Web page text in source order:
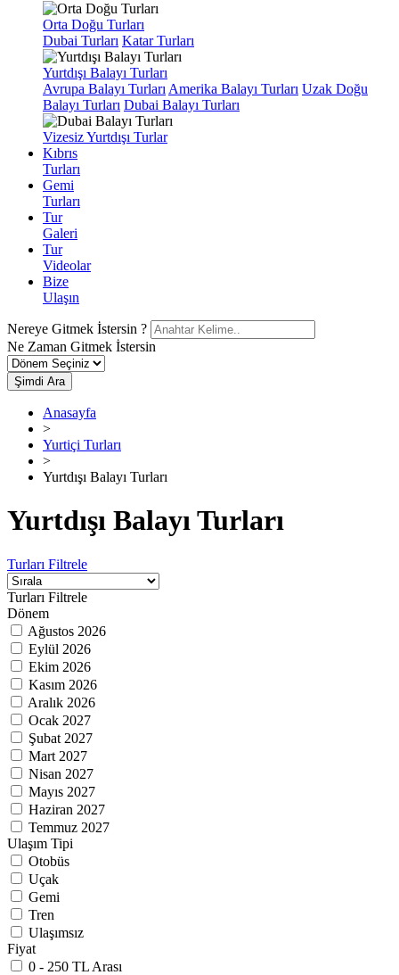
Orta Doğu Turları
Dubai Turları Katar Turları
Yurtdışı Balayı Turları
Avrupa Balayı Turları Amerika Balayı Turları Uzak Doğu
Balayı Turları Dubai Balayı Turları
Vizesiz Yurtdışı Turlar
Kıbrıs
Turları
Gemi
Turları
Tur
Galeri
Tur
Videolar
Bize
Ulaşın
Nereye Gitmek İstersin ?
Ne Zaman Gitmek İstersin
Şimdi Ara
Anasayfa
>
Yurtiçi Turları
>
Yurtdışı Balayı Turları
Yurtdışı Balayı Turları
Turları Filtrele
Turları Filtrele
Dönem
Ağustos 2026
Eylül 2026
Ekim 2026
Kasım 2026
Aralık 2026
Ocak 2027
Şubat 2027
Mart 2027
Nisan 2027
Mayıs 2027
Haziran 2027
Temmuz 2027
Ulaşım Tipi
Otobüs
Uçak
Gemi
Tren
Ulaşımsız
Fiyat
0 - 250 TL Arası